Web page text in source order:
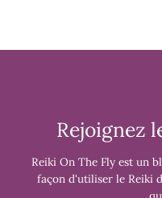
Rejoignez
Reiki On The Fly est un
façon d'utiliser le Reiki